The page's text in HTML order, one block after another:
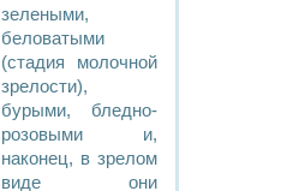
зелеными,
беловатыми
(стадия молочной
зрелости),
бурыми, бледно-
розовыми и,
наконец, в зрелом
виде они